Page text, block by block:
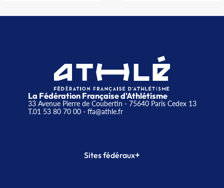
La Fédération Française d'Athlétisme
33 Avenue Pierre de Coubertin - 75640 Paris Cedex 13
T.01 53 80 70 00- ffa@athle.fr
Sites fédéraux+